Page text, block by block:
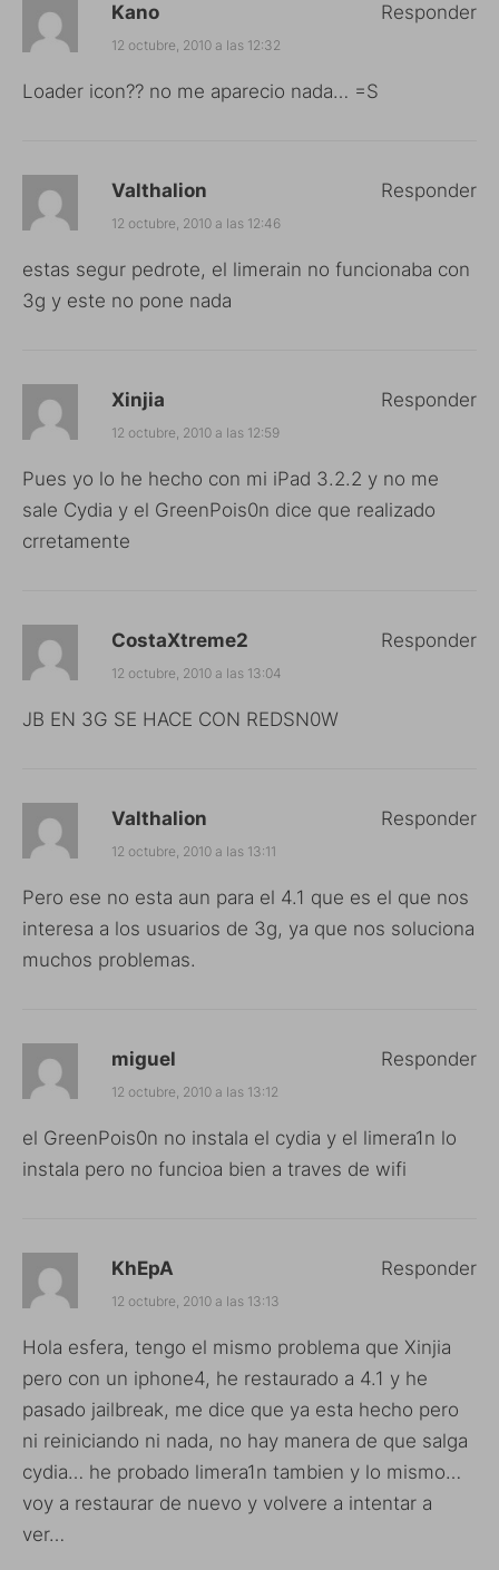
Kano
12 octubre, 2010 a las 12:32
Loader icon?? no me aparecio nada… =S
Responder
Valthalion
12 octubre, 2010 a las 12:46
estas segur pedrote, el limerain no funcionaba con
3g y este no pone nada
Responder
Xinjia
12 octubre, 2010 a las 12:59
Pues yo lo he hecho con mi iPad 3.2.2 y no me
sale Cydia y el GreenPois0n dice que realizado
crretamente
Responder
CostaXtreme2
12 octubre, 2010 a las 13:04
JB EN 3G SE HACE CON REDSN0W
Responder
Valthalion
12 octubre, 2010 a las 13:11
Pero ese no esta aun para el 4.1 que es el que nos
interesa a los usuarios de 3g, ya que nos soluciona
muchos problemas.
Responder
miguel
12 octubre, 2010 a las 13:12
el GreenPois0n no instala el cydia y el limera1n lo
instala pero no funcioa bien a traves de wifi
Responder
KhEpA
12 octubre, 2010 a las 13:13
Hola esfera, tengo el mismo problema que Xinjia
pero con un iphone4, he restaurado a 4.1 y he
pasado jailbreak, me dice que ya esta hecho pero
ni reiniciando ni nada, no hay manera de que salga
cydia… he probado limera1n tambien y lo mismo…
voy a restaurar de nuevo y volvere a intentar a
ver…
Responder